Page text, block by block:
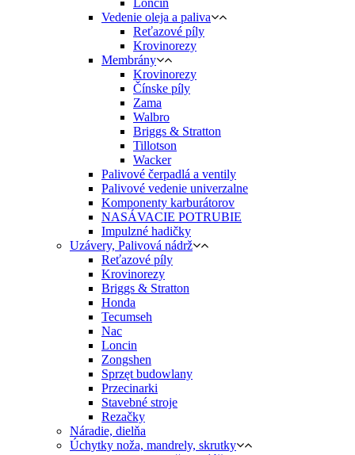
Loncin
Vedenie oleja a paliva
Reťazové píly
Krovinorezy
Membrány
Krovinorezy
Čínske píly
Zama
Walbro
Briggs & Stratton
Tillotson
Wacker
Palivové čerpadlá a ventily
Palivové vedenie univerzalne
Komponenty karburátorov
NASÁVACIE POTRUBIE
Impulzné hadičky
Uzávery, Palivová nádrž
Reťazové píly
Krovinorezy
Briggs & Stratton
Honda
Tecumseh
Nac
Loncin
Zongshen
Sprzęt budowlany
Przecinarki
Stavebné stroje
Rezačky
Náradie, dielňa
Úchytky noža, mandrely, skrutky